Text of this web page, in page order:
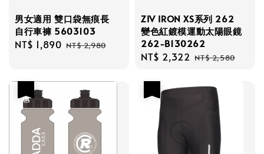
男女適用 雙口袋無痕長
自行車褲 5603103
Sale
NT$ 1,890 Regular
NT$ 2,980
ZIV IRON XS系列 262
變色紅鍍模運動太陽眼鏡
262-B130262
Sale
NT$ 2,322 Regular
NT$ 2,580